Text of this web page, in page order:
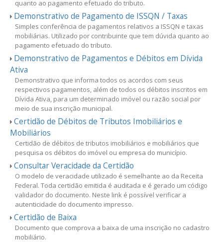
quanto ao pagamento efetuado do tributo.
Demonstrativo de Pagamento de ISSQN / Taxas
Simples conferência de pagamentos relativos a ISSQN e taxas
mobiliárias. Utilizado por contribuinte que tem dúvida quanto ao
pagamento efetuado do tributo.
Demonstrativo de Pagamentos e Débitos em Dívida
Ativa
Demonstrativo que informa todos os acordos com seus
respectivos pagamentos, além de todos os débitos inscritos em
Dívida Ativa, para um determinado imóvel ou razão social por
meio de sua inscrição municipal.
Certidão de Débitos de Tributos Imobiliários e
Mobiliários
Certidão de débitos de tributos imobiliários e mobiliários que
pesquisa os débitos do imóvel ou empresa do município.
Consultar Veracidade da Certidão
O modelo de veracidade utilizado é semelhante ao da Receita
Federal. Toda certidão emitida é auditada e é gerado um código
validador do documento. Neste link é possível verificar a
autenticidade do documento impresso.
Certidão de Baixa
Documento que comprova a baixa de uma inscrição no cadastro
mobiliário.